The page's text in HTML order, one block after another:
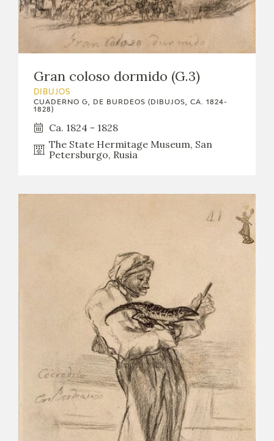
Gran coloso dormido (G.3)
DIBUJOS
CUADERNO G, DE BURDEOS (DIBUJOS, CA. 1824-
1828)
Ca. 1824 - 1828
The State Hermitage Museum, San
Petersburgo, Rusia